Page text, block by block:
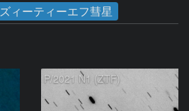
ズィーティーエフ彗星
P/2021 N1 (ZTF)